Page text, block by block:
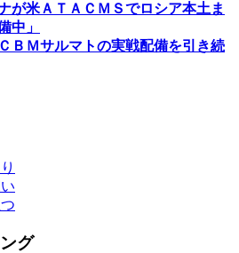
が米ＡＴＡＣＭＳでロシア本土ま
中」
ＢＭサルマトの実戦配備を引き続
グ